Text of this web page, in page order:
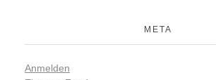
META
Anmelden